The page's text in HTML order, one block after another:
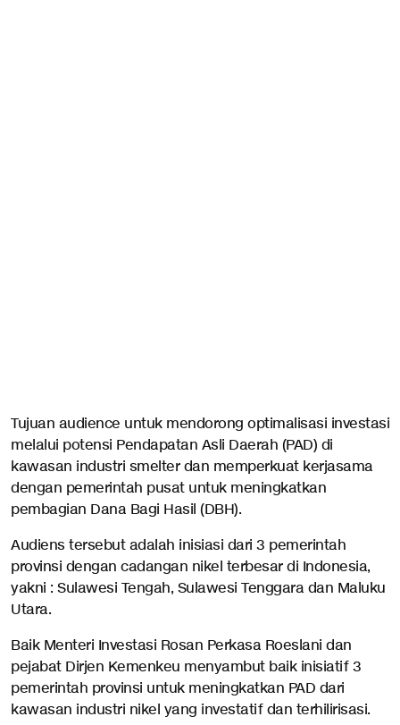
Tujuan audience untuk mendorong optimalisasi investasi
melalui potensi Pendapatan Asli Daerah (PAD) di
kawasan industri smelter dan memperkuat kerjasama
dengan pemerintah pusat untuk meningkatkan
pembagian Dana Bagi Hasil (DBH).
Audiens tersebut adalah inisiasi dari 3 pemerintah
provinsi dengan cadangan nikel terbesar di Indonesia,
yakni : Sulawesi Tengah, Sulawesi Tenggara dan Maluku
Utara.
Baik Menteri Investasi Rosan Perkasa Roeslani dan
pejabat Dirjen Kemenkeu menyambut baik inisiatif 3
pemerintah provinsi untuk meningkatkan PAD dari
kawasan industri nikel yang investatif dan terhilirisasi.